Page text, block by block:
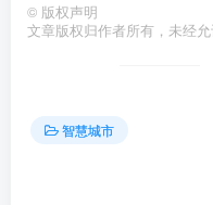
© 版权声明
文章版权归作者所有，未经允
智慧城市